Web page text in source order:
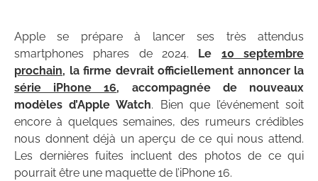
Apple se prépare à lancer ses très attendus
smartphones phares de 2024. Le 10 septembre
prochain, la firme devrait officiellement annoncer la
série iPhone 16, accompagnée de nouveaux
modèles d’Apple Watch. Bien que l’événement soit
encore à quelques semaines, des rumeurs crédibles
nous donnent déjà un aperçu de ce qui nous attend.
Les dernières fuites incluent des photos de ce qui
pourrait être une maquette de l’iPhone 16.